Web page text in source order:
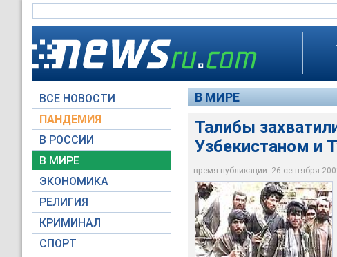
ВСЕ НОВОСТИ
ПАНДЕМИЯ
В РОССИИ
В МИРЕ
ЭКОНОМИКА
РЕЛИГИЯ
КРИМИНАЛ
СПОРТ
В МИРЕ
Талибы
Узбекистаном и
время публикации: 26 сентября
Архив НТВ.ru
Архив НТВ.ru
Архив НТВ.ru